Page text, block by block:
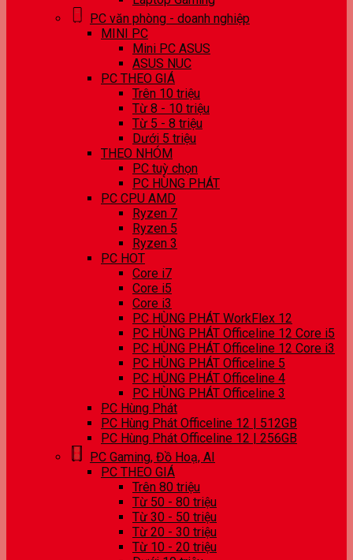
PC văn phòng - doanh nghiệp
MINI PC
Mini PC ASUS
ASUS NUC
PC THEO GIÁ
Trên 10 triệu
Từ 8 - 10 triệu
Từ 5 - 8 triệu
Dưới 5 triệu
THEO NHÓM
PC tuỳ chọn
PC HÙNG PHÁT
PC CPU AMD
Ryzen 7
Ryzen 5
Ryzen 3
PC HOT
Core i7
Core i5
Core i3
PC HÙNG PHÁT WorkFlex 12
PC HÙNG PHÁT Officeline 12 Core i5
PC HÙNG PHÁT Officeline 12 Core i3
PC HÙNG PHÁT Officeline 5
PC HÙNG PHÁT Officeline 4
PC HÙNG PHÁT Officeline 3
PC Hùng Phát
PC Hùng Phát Officeline 12 | 512GB
PC Hùng Phát Officeline 12 | 256GB
PC Gaming, Đồ Hoạ, AI
PC THEO GIÁ
Trên 80 triệu
Từ 50 - 80 triệu
Từ 30 - 50 triệu
Từ 20 - 30 triệu
Từ 10 - 20 triệu